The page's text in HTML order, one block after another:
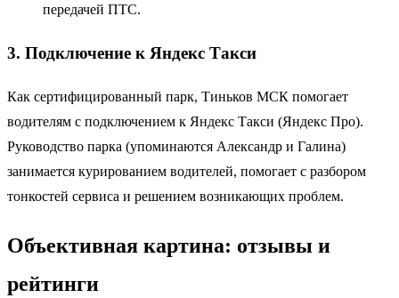
передачей ПТС.
3. Подключение к Яндекс Такси
Как сертифицированный парк, Тиньков МСК помогает
водителям с подключением к Яндекс Такси (Яндекс Про).
Руководство парка (упоминаются Александр и Галина)
занимается курированием водителей, помогает с разбором
тонкостей сервиса и решением возникающих проблем.
Объективная картина: отзывы и
рейтинги